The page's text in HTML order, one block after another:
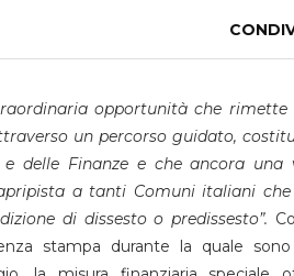
opportunità che rimette
un percorso guidato,
e delle Finanze e che ancora
a tanti Comuni italiani
di dissesto o predissesto”.
stampa durante la quale